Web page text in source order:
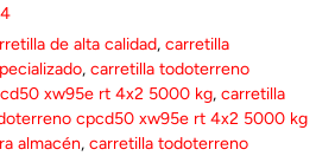
de alta calidad,carretilla
,carretilla todoterreno
xw95e rt 4x2 5000 kg,carretilla
cpcd50 xw95e rt 4x2 5000 kg
almacén,carretilla todoterreno